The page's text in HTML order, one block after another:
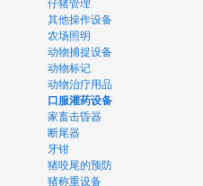
仔猪管理
其他操作设备
农场照明
动物捕捉设备
动物标记
动物治疗用品
口服灌药设备
家畜击昏器
断尾器
牙钳
猪咬尾的预防
猪称重设备